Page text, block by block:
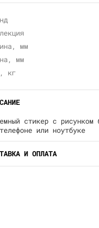
мм
мм
кг
стикер с рисунком
или ноутбуке
И ОПЛАТА